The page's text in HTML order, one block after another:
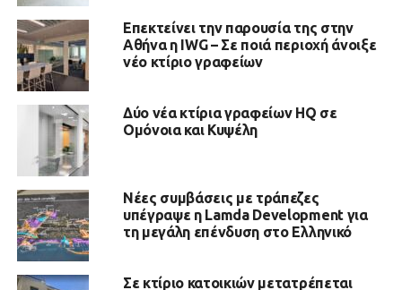
Επεκτείνει την παρουσία της στην
Αθήνα η IWG – Σε ποιά περιοχή άνοιξε
νέο κτίριο γραφείων
Δύο νέα κτίρια γραφείων HQ σε
Ομόνοια και Κυψέλη
Νέες συμβάσεις με τράπεζες
υπέγραψε η Lamda Development για
τη μεγάλη επένδυση στο Ελληνικό
Σε κτίριο κατοικιών μετατρέπεται